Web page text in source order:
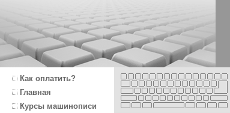
Как оплатить?
Главная
Курсы машинописи